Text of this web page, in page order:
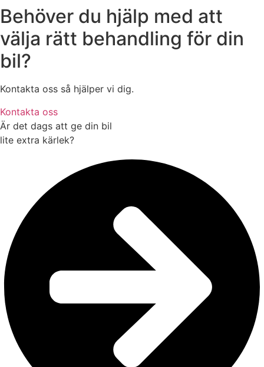
Behöver du hjälp med att
välja rätt behandling för din
bil?
Kontakta oss så hjälper vi dig.
Kontakta oss
Är det dags att ge din bil
lite extra kärlek?